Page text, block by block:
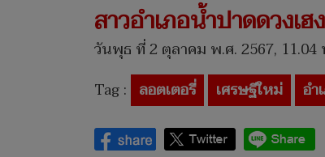
สาวอำเภอน้ำปาดดวงเ
วันพุธ ที่ 2 ตุลาคม พ.ศ. 2567, 11.04
Tag : ลอตเตอรี่ เศรษฐีใหม่ อำ